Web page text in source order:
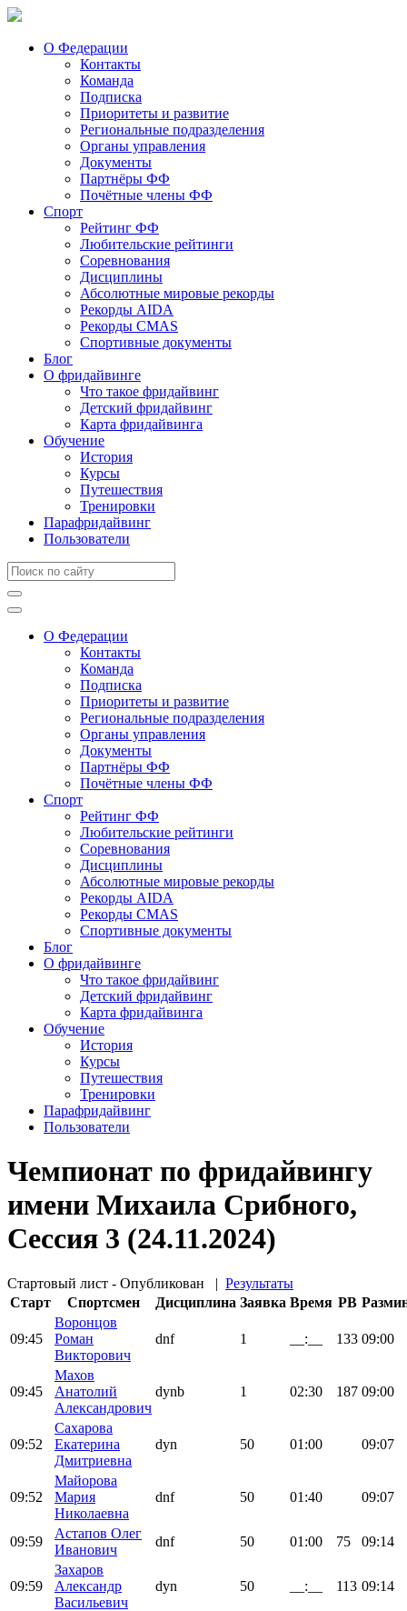
О Федерации
Контакты
Команда
Подписка
Приоритеты и развитие
Региональные подразделения
Органы управления
Документы
Партнёры ФФ
Почётные члены ФФ
Спорт
Рейтинг ФФ
Любительские рейтинги
Соревнования
Дисциплины
Абсолютные мировые рекорды
Рекорды AIDA
Рекорды CMAS
Спортивные документы
Блог
О фридайвинге
Что такое фридайвинг
Детский фридайвинг
Карта фридайвинга
Обучение
История
Курсы
Путешествия
Тренировки
Парафридайвинг
Пользователи
О Федерации
Контакты
Команда
Подписка
Приоритеты и развитие
Региональные подразделения
Органы управления
Документы
Партнёры ФФ
Почётные члены ФФ
Спорт
Рейтинг ФФ
Любительские рейтинги
Соревнования
Дисциплины
Абсолютные мировые рекорды
Рекорды AIDA
Рекорды CMAS
Спортивные документы
Блог
О фридайвинге
Что такое фридайвинг
Детский фридайвинг
Карта фридайвинга
Обучение
История
Курсы
Путешествия
Тренировки
Парафридайвинг
Пользователи
Чемпионат по фридайвингу
имени Михаила Срибного,
Сессия 3 (24.11.2024)
Стартовый лист - Опубликован | Результаты
Старт
Спортсмен Дисциплина Заявка Время PB
09:45
Воронцов
Роман
Викторович
dnf 1 __:__ 133 09:00
09:45
Махов
Анатолий
Александрович
dynb 1 02:30 187 09:00
09:52
Сахарова
Екатерина
Дмитриевна
dyn 50 01:00 09:07
09:52
Майорова
Мария
Николаевна
dnf 50 01:40 09:07
09:59
Астапов Олег
Иванович
dnf 50 01:00 75 09:14
09:59
Захаров
Александр
Васильевич
dyn 50 __:__ 113 09:14